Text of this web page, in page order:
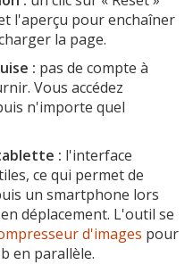
l'aperçu pour enchaîner
la page.
: pas de compte à
Vous accédez
n'importe quel
: l'interface
ce qui permet de
un smartphone lors
déplacement. L'outil se
d'images pour
en parallèle.